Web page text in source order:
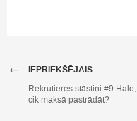
IEPRIEKŠĒJAIS
←
Rekrutieres stāstiņi #9 Halo,
cik maksā pastrādāt?